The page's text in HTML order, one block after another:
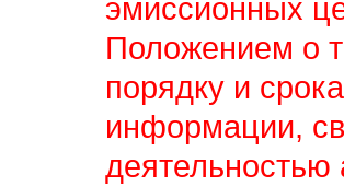
эмиссионных
Положением о
порядку и
информации,